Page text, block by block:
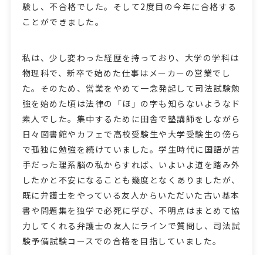
験し、不合格でした。そして2度目の今年に合格する
ことができました。
私は、少し変わった経歴を持っており、大学の学科は
物理科で、新卒で始めた仕事はメーカーの営業でし
た。そのため、営業をやめて一念発起して司法試験勉
強を始めた頃は法律の「ほ」の字も知らないようなド
素人でした。集中するために田舎で塾講師をしながら
日々図書館やカフェで高校受験生や大学受験生の傍ら
で孤独に勉強を続けていました。学生時代に国語が苦
手だった理系脳の私からすれば、いよいよ道を踏み外
したかと不安になることも幾度となくありましたが、
既に弁護士をやっている友人からいただいた古い基本
書や問題集を独学で必死に学び、不明点はまとめて協
力してくれる弁護士の友人にラインで質問し、司法試
験予備試験コースでの合格を目指していました。